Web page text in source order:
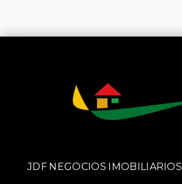
JDF NEGOCIOS IMOBILIARIOS